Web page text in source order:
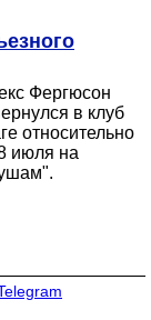
Фергюсон
в клуб
относительно
июля на